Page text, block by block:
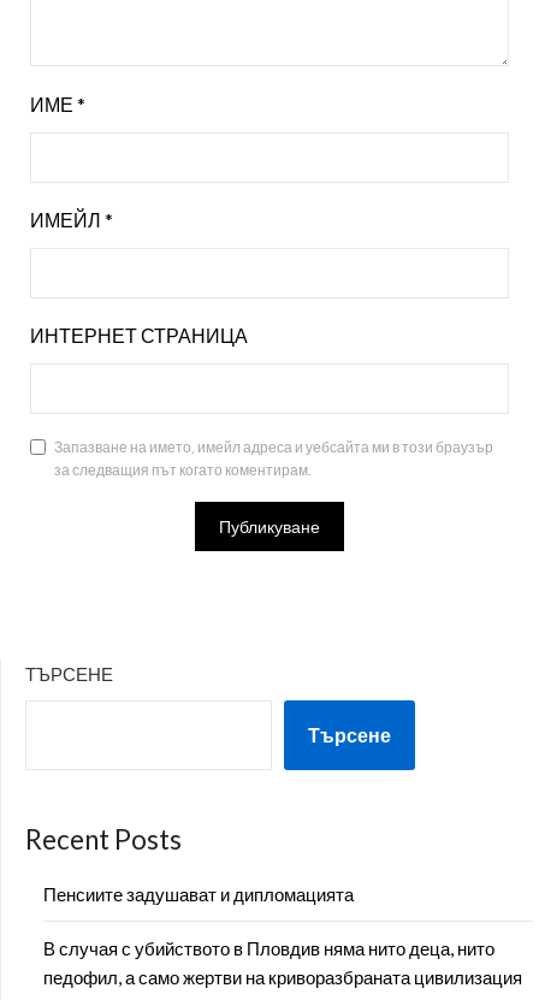
ИМЕ *
ИМЕЙЛ *
ИНТЕРНЕТ СТРАНИЦА
Запазване на името, имейл адреса и уебсайта ми в този браузър
за следващия път когато коментирам.
ТЪРСЕНЕ
Търсене
Recent Posts
Пенсиите задушават и дипломацията
В случая с убийството в Пловдив няма нито деца, нито
педофил, а само жертви на криворазбраната цивилизация